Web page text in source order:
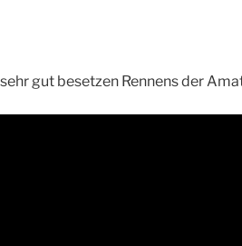
gut besetzen Rennens der